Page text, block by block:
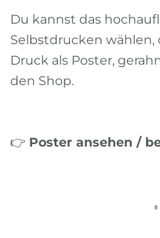
Du kannst das
Selbstdrucken
Druck als Poster,
den Shop.
👉 Poster ansehen /